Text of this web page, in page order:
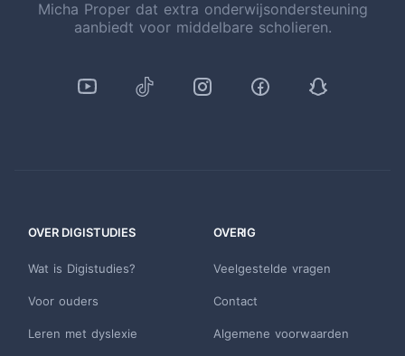
Micha Proper dat extra onderwijsondersteuning
aanbiedt voor middelbare scholieren.
OVER DIGISTUDIES
Wat is Digistudies?
Voor ouders
Leren met dyslexie
OVERIG
Veelgestelde vragen
Contact
Algemene voorwaarden